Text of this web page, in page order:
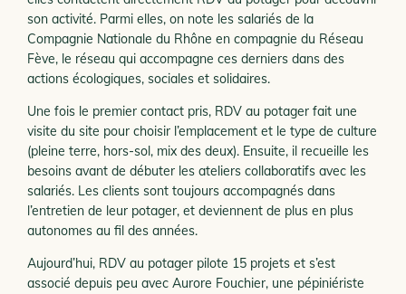
son activité. Parmi elles, on note les salariés de la
Compagnie Nationale du Rhône en compagnie du Réseau
Fève, le réseau qui accompagne ces derniers dans des
actions écologiques, sociales et solidaires.
Une fois le premier contact pris, RDV au potager fait une
visite du site pour choisir l’emplacement et le type de culture
(pleine terre, hors-sol, mix des deux). Ensuite, il recueille les
besoins avant de débuter les ateliers collaboratifs avec les
salariés. Les clients sont toujours accompagnés dans
l’entretien de leur potager, et deviennent de plus en plus
autonomes au fil des années.
Aujourd’hui, RDV au potager pilote 15 projets et s’est
associé depuis peu avec Aurore Fouchier, une pépiniériste